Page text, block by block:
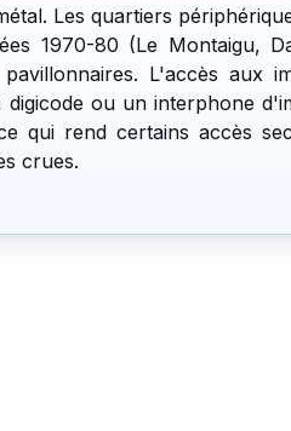
Les quartiers
1970-80 (Le Montaigu,
L'accès aux
ou un interphone
qui rend certains accès
crues.